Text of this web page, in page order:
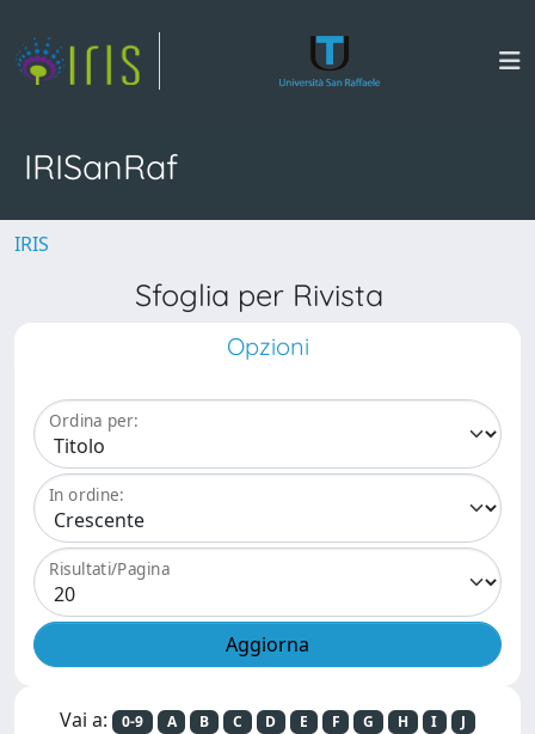
IRISanRaf
IRIS
Sfoglia per Rivista
Opzioni
Ordina per:
In ordine:
Risultati/Pagina
Vai a: 0-9 A B C D E F G H I
J